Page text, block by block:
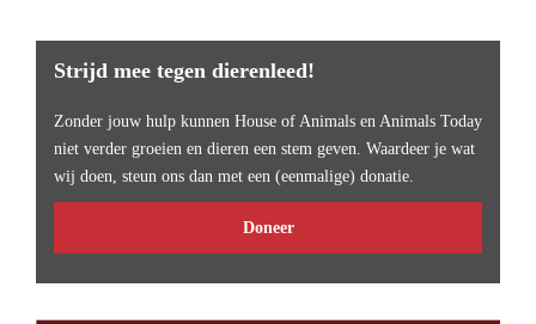
Strijd mee tegen dierenleed!
Zonder jouw hulp kunnen House of Animals en Animals Today
niet verder groeien en dieren een stem geven. Waardeer je wat
wij doen, steun ons dan met een (eenmalige) donatie.
Doneer